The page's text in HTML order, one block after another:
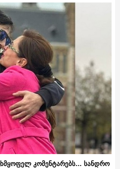
კომენტარებს… სანდრო